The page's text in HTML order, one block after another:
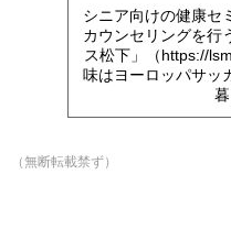
シニア向けの健康セ
カウンセリングを行
ス松下」（https://
味はヨーロッパサッ
暮
（無断転載禁ず）